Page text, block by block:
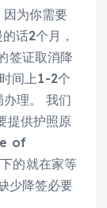
为你需要
话2个月，
签证取消降
间上1-2个
理。 我们
提供护照原
of
的就在家等
少降签必要